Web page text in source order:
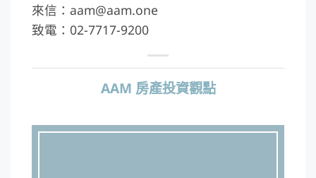
來信：aam@aam.one
致電：02-7717-9200
AAM 房產投資觀點